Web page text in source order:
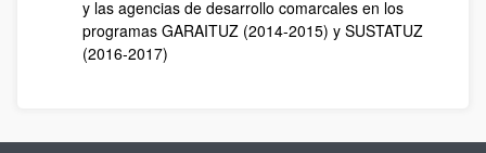
y las agencias de desarrollo comarcales en los
programas GARAITUZ (2014-2015) y SUSTATUZ
(2016-2017)